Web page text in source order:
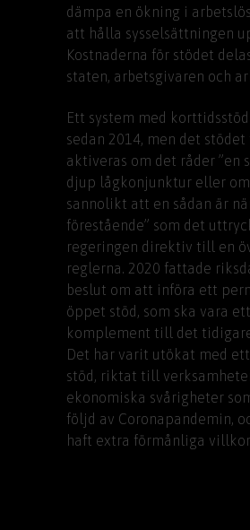
dämpa en ökning i
att hålla sysselsättningen
Kostnaderna för stödet
staten, arbetsgivaren och
Ett system med
sedan 2014, men det stödet
aktiveras om det råder ”en
djup lågkonjunktur eller
sannolikt att en sådan är
förestående” som det
regeringen direktiv till en
reglerna. 2020 fattade
beslut om att införa ett
öppet stöd, som ska vara ett
komplement till det
Det har varit utökat med
stöd, riktat till
ekonomiska svårigheter
följd av Coronapandemin,
haft extra förmånliga